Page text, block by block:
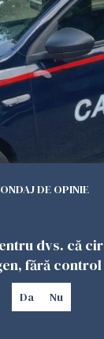
acuzată că
DE OPINIE
dvs. că
fără
Da Nu